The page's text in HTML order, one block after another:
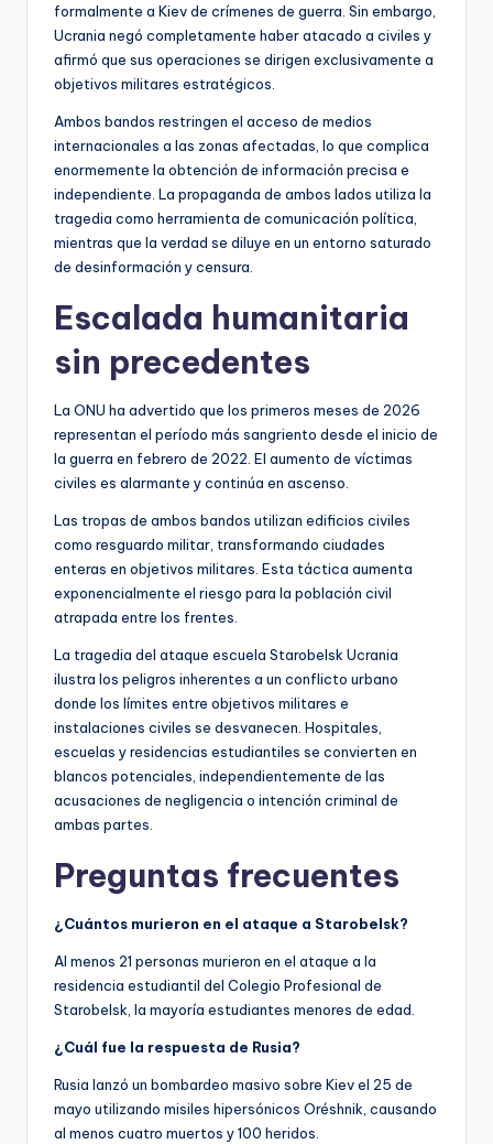
formalmente a Kiev de crímenes de guerra. Sin embargo,
Ucrania negó completamente haber atacado a civiles y
afirmó que sus operaciones se dirigen exclusivamente a
objetivos militares estratégicos.
Ambos bandos restringen el acceso de medios
internacionales a las zonas afectadas, lo que complica
enormemente la obtención de información precisa e
independiente. La propaganda de ambos lados utiliza la
tragedia como herramienta de comunicación política,
mientras que la verdad se diluye en un entorno saturado
de desinformación y censura.
Escalada humanitaria
sin precedentes
La ONU ha advertido que los primeros meses de 2026
representan el período más sangriento desde el inicio de
la guerra en febrero de 2022. El aumento de víctimas
civiles es alarmante y continúa en ascenso.
Las tropas de ambos bandos utilizan edificios civiles
como resguardo militar, transformando ciudades
enteras en objetivos militares. Esta táctica aumenta
exponencialmente el riesgo para la población civil
atrapada entre los frentes.
La tragedia del ataque escuela Starobelsk Ucrania
ilustra los peligros inherentes a un conflicto urbano
donde los límites entre objetivos militares e
instalaciones civiles se desvanecen. Hospitales,
escuelas y residencias estudiantiles se convierten en
blancos potenciales, independientemente de las
acusaciones de negligencia o intención criminal de
ambas partes.
Preguntas frecuentes
¿Cuántos murieron en el ataque a Starobelsk?
Al menos 21 personas murieron en el ataque a la
residencia estudiantil del Colegio Profesional de
Starobelsk, la mayoría estudiantes menores de edad.
¿Cuál fue la respuesta de Rusia?
Rusia lanzó un bombardeo masivo sobre Kiev el 25 de
mayo utilizando misiles hipersónicos Oréshnik, causando
al menos cuatro muertos y 100 heridos.